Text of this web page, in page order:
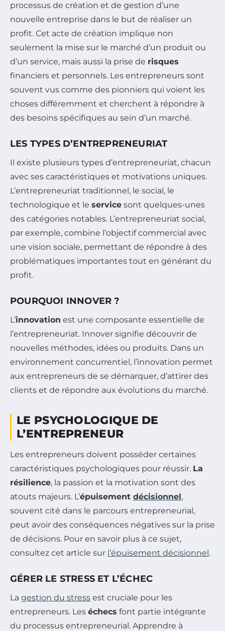
processus de création et de gestion d’une
nouvelle entreprise dans le but de réaliser un
profit. Cet acte de création implique non
seulement la mise sur le marché d’un produit ou
d’un service, mais aussi la prise de risques
financiers et personnels. Les entrepreneurs sont
souvent vus comme des pionniers qui voient les
choses différemment et cherchent à répondre à
des besoins spécifiques au sein d’un marché.
LES TYPES D’ENTREPRENEURIAT
Il existe plusieurs types d’entrepreneuriat, chacun
avec ses caractéristiques et motivations uniques.
L’entrepreneuriat traditionnel, le social, le
technologique et le service sont quelques-unes
des catégories notables. L’entrepreneuriat social,
par exemple, combine l’objectif commercial avec
une vision sociale, permettant de répondre à des
problématiques importantes tout en générant du
profit.
POURQUOI INNOVER ?
L’innovation est une composante essentielle de
l’entrepreneuriat. Innover signifie découvrir de
nouvelles méthodes, idées ou produits. Dans un
environnement concurrentiel, l’innovation permet
aux entrepreneurs de se démarquer, d’attirer des
clients et de répondre aux évolutions du marché.
LE PSYCHOLOGIQUE DE
L’ENTREPRENEUR
Les entrepreneurs doivent posséder certaines
caractéristiques psychologiques pour réussir. La
résilience, la passion et la motivation sont des
atouts majeurs. L’épuisement décisionnel,
souvent cité dans le parcours entrepreneurial,
peut avoir des conséquences négatives sur la prise
de décisions. Pour en savoir plus à ce sujet,
consultez cet article sur l’épuisement décisionnel.
GÉRER LE STRESS ET L’ÉCHEC
La gestion du stress est cruciale pour les
entrepreneurs. Les échecs font partie intégrante
du processus entrepreneurial. Apprendre à